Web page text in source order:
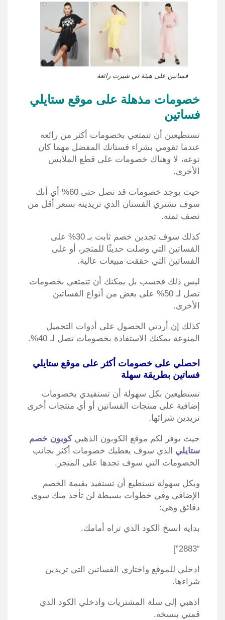
فساتين على هيئة تي شيرت رائعة
خصومات مذهلة على موقع ستايلي
فساتين
تستطيعين أن تتمتعي بخصومات أكثر من رائعة
عندما تقومي بشراء فستانك المفضل مهما كان
نوعه، لا وهناك خصومات على قطع الملابس
الأخرى.
حيث يوجد خصومات قد تصل حتى 60% أي أنك
سوف تشتري الفستان الذي تريدينه بسعر أقل من
نصف ثمنه.
كذلك سوف تجدين خصم ثابت بـ 30% على
الفساتين التي وصلت حديثًا للمتجر، أو على
الفساتين التي حققت مبيعات عالية.
ليس ذلك فحسب بل يمكنك أن تتمتعي بخصومات
تصل لـ 50% على بعض من أنواع الفساتين
الأخرى.
كذلك إن أردتي الحصول على أدوات التجميل
المنوعة يمكنك الاستفادة بخصومات تصل لـ 40%.
احصلي على خصومات أكثر على موقع ستايلي
فساتين بطريقة سهلة
تستطيعين بكل سهولة أن تستفيدي بخصومات
إضافية على منتجات الفساتين أو أي منتجات أخرى
تريدين شرائها.
حيث يوفر لكم موقع الكوبون الذهبيكوبون خصم
ستايلي
الذي سوف يعطيك خصومات أكثر بجانب
الخصومات التي سوف تجدها على المتجر.
وبكل سهولة تستطيع أن تستفيد بقيمة الخصم
الإضافي وفي خطوات بسيطة لن تأخذ منك سوى
دقائق وهي:
بداية انسخ الكود الذي تراه أمامك.
“2883”]
ادخلي للموقع واختاري الفساتين التي تريدين
شراءها.
اذهبي إلى سلة المشتريات وادخلي الكود الذي
قمتي بنسخه.